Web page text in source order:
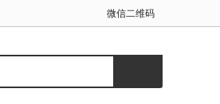
微信二维码